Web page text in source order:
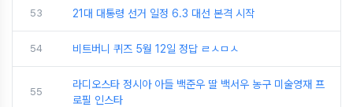
53 21대 대통령 선거 일정 6.3 대선 본격 시작
54 비트버니 퀴즈 5월 12일 정답 ㄹㅅㅁㅅ
55
라디오스타 정시아 아들 백준우 딸 백서우 농구 미술영재 프
로필 인스타